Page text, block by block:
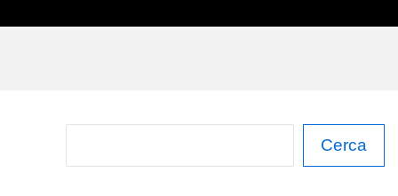
Cerca